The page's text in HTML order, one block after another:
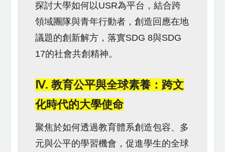
探討大學如何以USR為平台，結合跨
領域團隊與青年行動者，創造回應在地
議題的創新解方，落實SDG 8與SDG
17的社會共創精神。
Ⅳ. 教育公平與全球素養：跨文
化時代的大學使命
聚焦於如何透過教育體系創造包容、多
元與公平的學習機會，促進學生的全球